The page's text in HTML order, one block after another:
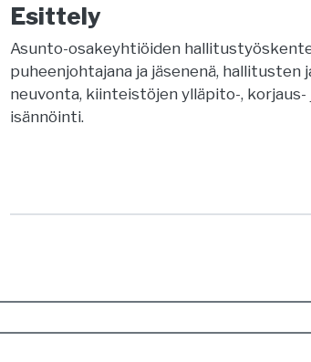
Esittely
Asunto-osakeyhtiöiden
puheenjohtajana ja jäsenenä, hallitusten
neuvonta, kiinteistöjen ylläpito-,
isännöinti.